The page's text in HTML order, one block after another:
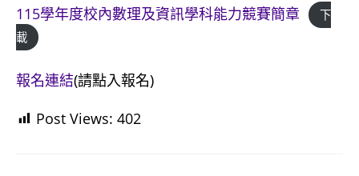
115學年度校內數理及資訊學科能力競賽簡章
下
載
報名連結(請點入報名)
Post Views: 402